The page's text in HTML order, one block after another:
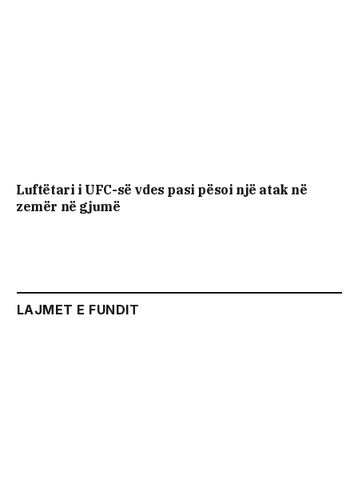
Luftëtari i UFC-së vdes pasi pësoi një atak në
zemër në gjumë
LAJMET E FUNDIT